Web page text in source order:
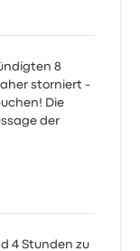
8
storniert -
Die
der
4 Stunden zu